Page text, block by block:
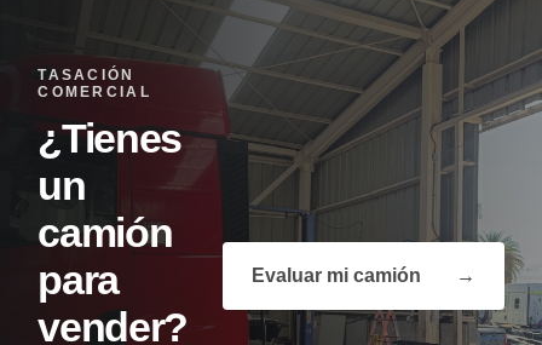
TASACIÓN
COMERCIAL
¿Tienes
un
camión
para
vender?
Evaluar mi camión →